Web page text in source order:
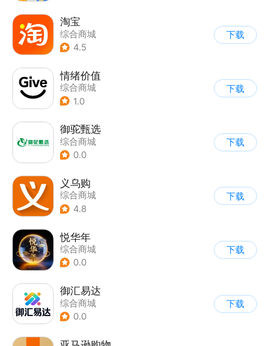
淘宝
综合商城
4.5
下载
情绪价值
综合商城
1.0
下载
御驼甄选
综合商城
0.0
下载
义乌购
综合商城
4.8
下载
悦华年
综合商城
0.0
下载
御汇易达
综合商城
0.0
下载